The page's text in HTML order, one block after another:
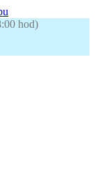
hod)